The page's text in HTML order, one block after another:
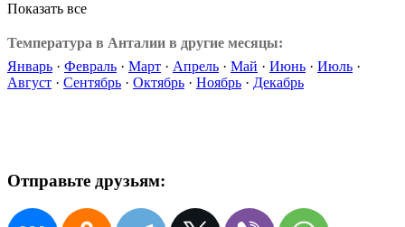
Показать все
Температура в Анталии в другие месяцы:
Январь · Февраль · Март · Апрель · Май · Июнь · Июль ·
Август · Сентябрь · Октябрь · Ноябрь · Декабрь
Отправьте друзьям: